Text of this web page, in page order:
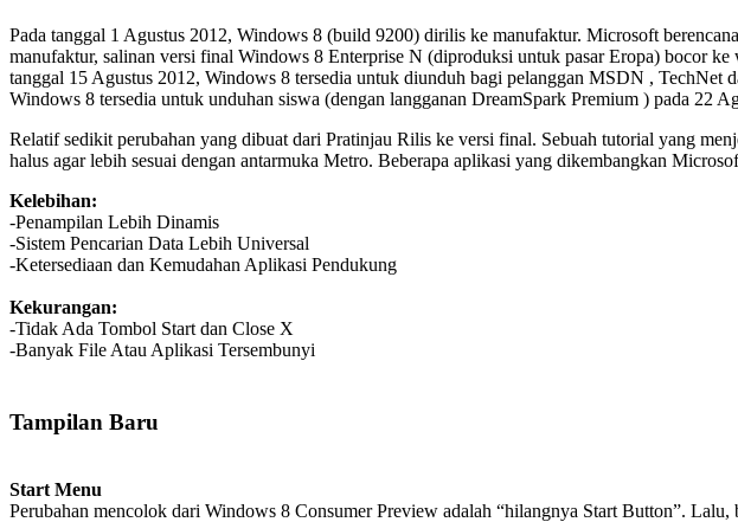
Pada tanggal 1 Agustus 2012, Windows 8 (build 9200) dirilis ke manufaktur. Microsoft
manufaktur, salinan versi final Windows 8 Enterprise N (diproduksi untuk pasar Eropa) bocor
tanggal 15 Agustus 2012, Windows 8 tersedia untuk diunduh bagi pelanggan MSDN , TechNet
Windows 8 tersedia untuk unduhan siswa (dengan langganan DreamSpark Premium ) pada 22
Relatif sedikit perubahan yang dibuat dari Pratinjau Rilis ke versi final. Sebuah tutorial yang
halus agar lebih sesuai dengan antarmuka Metro. Beberapa aplikasi yang dikembangkan
Kelebihan:
-Penampilan Lebih Dinamis
-Sistem Pencarian Data Lebih Universal
-Ketersediaan dan Kemudahan Aplikasi Pendukung
Kekurangan:
-Tidak Ada Tombol Start dan Close X
-Banyak File Atau Aplikasi Tersembunyi
Tampilan Baru
Start Menu
Perubahan mencolok dari Windows 8 Consumer Preview adalah “hilangnya Start Button”. Lalu,